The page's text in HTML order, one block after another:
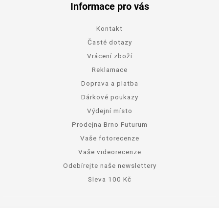
Informace pro vás
Kontakt
Časté dotazy
Vrácení zboží
Reklamace
Doprava a platba
Dárkové poukazy
Výdejní místo
Prodejna Brno Futurum
Vaše fotorecenze
Vaše videorecenze
Odebírejte naše newslettery
Sleva 100 Kč